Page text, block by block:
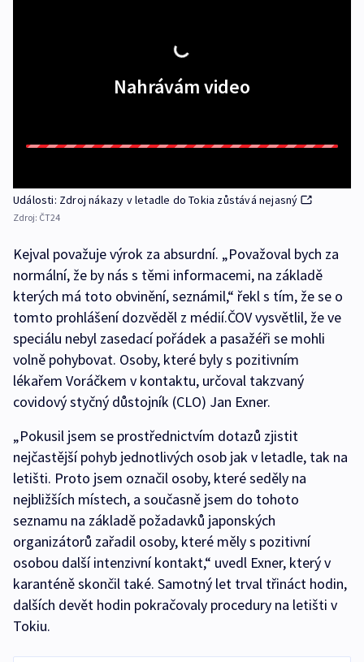
Nahrávám video
Události: Zdroj nákazy v letadle do Tokia zůstává nejasný
Zdroj: ČT24
Kejval považuje výrok za absurdní. „Považoval bych za
normální, že by nás s těmi informacemi, na základě
kterých má toto obvinění, seznámil,“ řekl s tím, že se o
tomto prohlášení dozvěděl z médií.ČOV vysvětlil, že ve
speciálu nebyl zasedací pořádek a pasažéři se mohli
volně pohybovat. Osoby, které byly s pozitivním
lékařem Voráčkem v kontaktu, určoval takzvaný
covidový styčný důstojník (CLO) Jan Exner.
„Pokusil jsem se prostřednictvím dotazů zjistit
nejčastější pohyb jednotlivých osob jak v letadle, tak na
letišti. Proto jsem označil osoby, které seděly na
nejbližších místech, a současně jsem do tohoto
seznamu na základě požadavků japonských
organizátorů zařadil osoby, které měly s pozitivní
osobou další intenzivní kontakt,“ uvedl Exner, který v
karanténě skončil také. Samotný let trval třináct hodin,
dalších devět hodin pokračovaly procedury na letišti v
Tokiu.